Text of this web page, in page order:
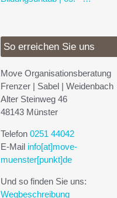
So erreichen Sie uns
Move Organisationsberatung
Frenzer | Sabel | Weidenbach
Alter Steinweg 46
48143 Münster
Telefon 0251 44042
E-Mail info[at]move-
muenster[punkt]de
Und so finden Sie uns:
Wegbeschreibung